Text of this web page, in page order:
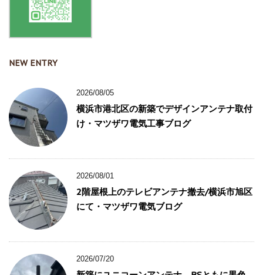
NEW ENTRY
2026/08/05
横浜市港北区の新築でデザインアンテナ取付
け・マツザワ電気工事ブログ
2026/08/01
2階屋根上のテレビアンテナ撤去/横浜市旭区
にて・マツザワ電気ブログ
2026/07/20